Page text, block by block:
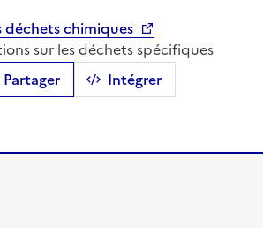
Partager Intégrer
déchets chimiques
sur les déchets spécifiques